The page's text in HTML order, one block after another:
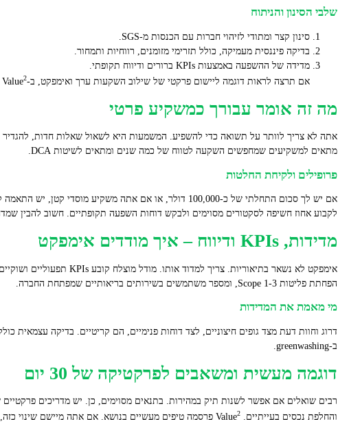
שלבי הסינון והניתוח
סינון קצר ומתודי לזיהוי חברות עם הכנסות מ‑SGS.
בדיקה פיננסית מעמיקה, כולל תזרימי מזומנים, רווחיות ותמחור.
מדידה של ההשפעה באמצעות KPIs ברורים ודיווח תקופתי.
אם תרצה לראות דוגמה ליישום פרקטי של שילוב השקעות ערך ואימפקט, ב‑Value2
מה זה אומר עבורך כמשקיע פרטי
אתה לא צריך לוותר על תשואה כדי להשפיע. המשמעות היא לשאול שאלות חדות, להגדיר
מתאים למשקיעים שמחפשים השקעה לטווח של כמה שנים ומתאים לשיטות DCA.
פרופילים ולקיחת החלטות
לקבוע אחוז חשיפה לסקטורים מסוימים ולבקש דוחות השפעה תקופתיים. חשוב להבין
מדידות, KPIs ודיווח – איך מודדים אימפקט
הפחתת פליטות Scope 1‑3, ומספר משתמשים בשירותים בריאותיים שמפתחת החברה.
מי מאמת את המדידות
דרוג וחוות דעת מצד גופים חיצוניים, לצד דוחות פנימיים, הם קריטיים. בדיקה עצמאית
ב‑greenwashing.
דוגמה מעשית ומשאבים לפרקטיקה של 30 יום
והחלפת נכסים בעייתיים. Value
2 פרסמה טיפים מעשיים בנושא. אם אתה מיישם שינוי